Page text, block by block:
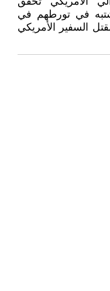
في تورطهم في
السفير الأمريكي